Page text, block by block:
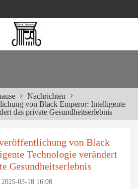
Nachrichten
von Black Emperor: Intelligente
das private Gesundheitserlebnis
von Black
Technologie verändert
Gesundheitserlebnis
2025-03-18 16:08